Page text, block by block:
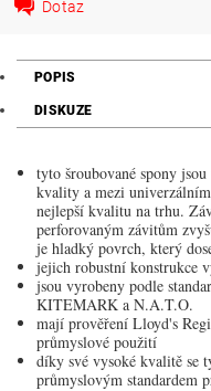
Dotaz
POPIS
DISKUZE
tyto šroubované spony
kvality a mezi
nejlepší kvalitu na trhu.
perforovaným závitům
je hladký povrch, který
jejich robustní konstrukce
jsou vyrobeny podle
KITEMARK a N.A.T.O.
mají prověření Lloyd's
průmyslové použití
díky své vysoké kvalitě se
průmyslovým standardem